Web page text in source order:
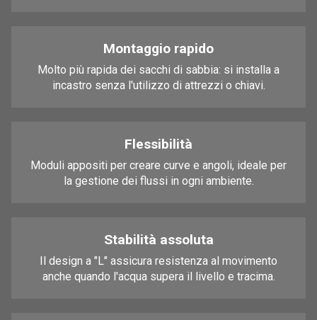
Montaggio rapido
Molto più rapida dei sacchi di sabbia: si installa a
incastro senza l'utilizzo di attrezzi o chiavi.
Flessibilità
Moduli appositi per creare curve e angoli, ideale per
la gestione dei flussi in ogni ambiente.
Stabilità assoluta
Il design a "L" assicura resistenza al movimento
anche quando l'acqua supera il livello e tracima.